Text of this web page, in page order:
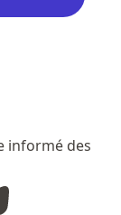
informé des